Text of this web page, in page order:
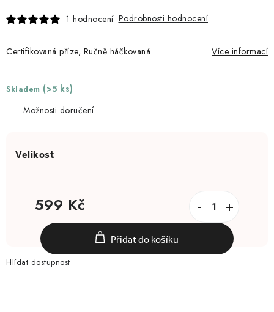
1 hodnocení Podrobnosti hodnocení
Certifikovaná příze, Ručně háčkovaná Více informací
Skladem (>5 ks)
Možnosti doručení
599 Kč
Přidat do košíku
Hlídat